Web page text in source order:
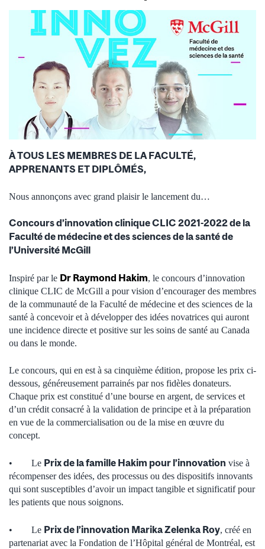
À TOUS LES MEMBRES DE LA FACULTÉ,
APPRENANTS ET DIPLÔMÉS,
Nous annonçons avec grand plaisir le lancement du…
Concours d’innovation clinique CLIC 2021-2022 de la
Faculté de médecine et des sciences de la santé de
l’Université McGill
Inspiré par le Dr Raymond Hakim, le concours d’innovation
clinique CLIC de McGill a pour vision d’encourager des membres
de la communauté de la Faculté de médecine et des sciences de la
santé à concevoir et à développer des idées novatrices qui auront
une incidence directe et positive sur les soins de santé au Canada
ou dans le monde.
Le concours, qui en est à sa cinquième édition, propose les prix ci-
dessous, généreusement parrainés par nos fidèles donateurs.
Chaque prix est constitué d’une bourse en argent, de services et
d’un crédit consacré à la validation de principe et à la préparation
en vue de la commercialisation ou de la mise en œuvre du
concept.
• Le Prix de la famille Hakim pour l’innovation vise à
récompenser des idées, des processus ou des dispositifs innovants
qui sont susceptibles d’avoir un impact tangible et significatif pour
les patients que nous soignons.
• Le Prix de l’innovation Marika Zelenka Roy, créé en
partenariat avec la Fondation de l’Hôpital général de Montréal, est